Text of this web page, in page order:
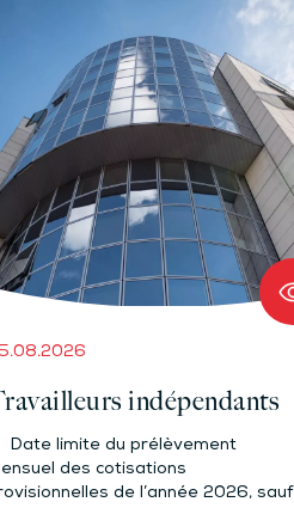
indépendants
limite du prélèvement
des cotisations
de l’année 2026, sauf